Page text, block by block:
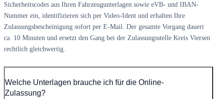
Sicherheitscodes aus Ihren Fahrzeugunterlagen sowie eVB- und IBAN-
Nummer ein, identifizieren sich per Video-Ident und erhalten Ihre
Zulassungsbescheinigung sofort per E-Mail. Der gesamte Vorgang dauert
ca. 10 Minuten und ersetzt den Gang bei der Zulassungsstelle Kreis Viersen
rechtlich gleichwertig.
Welche Unterlagen brauche ich für die Online-
Zulassung?